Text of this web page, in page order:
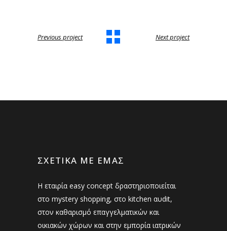
Previous project Next project
ΣΧΕΤΙΚΆ ΜΕ ΕΜΆΣ
Η εταιρία easy concept δραστηριοποιείται
στο mystery shopping, στο kitchen αυdit,
στον καθαρισμό επαγγελματικών και
οικιακών χώρων και στην εμπορία ιατρικών